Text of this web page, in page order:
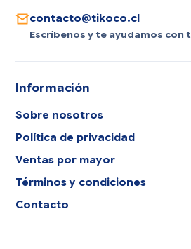
contacto@tikoco.cl
Escríbenos y te ayudamos con
Información
Sobre nosotros
Política de privacidad
Ventas por mayor
Términos y condiciones
Contacto